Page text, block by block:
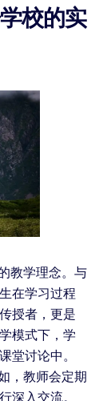
校的实
教学理念。与
在学习过程
授者，更是
模式下，学
堂讨论中。
，教师会定期
深入交流。